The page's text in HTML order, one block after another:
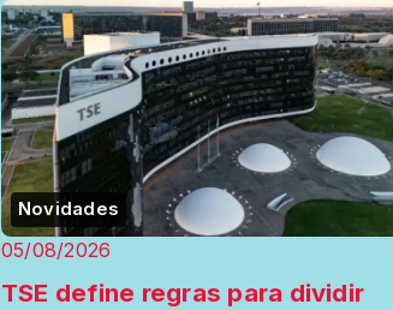
Novidades
05/08/2026
TSE define regras para dividir